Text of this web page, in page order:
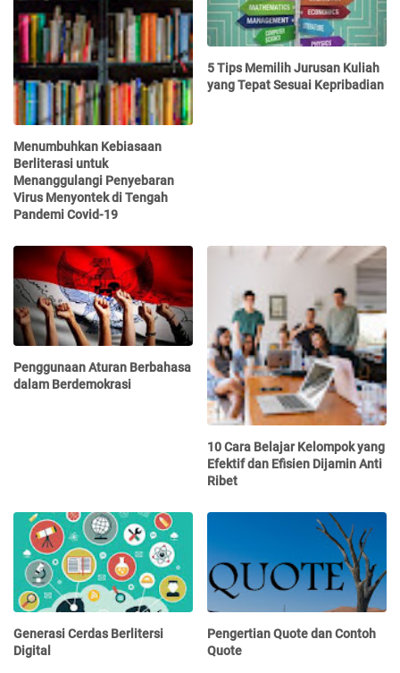
Menumbuhkan Kebiasaan
Berliterasi untuk
Menanggulangi Penyebaran
Virus Menyontek di Tengah
Pandemi Covid-19
5 Tips Memilih Jurusan Kuliah
yang Tepat Sesuai Kepribadian
Penggunaan Aturan Berbahasa
dalam Berdemokrasi
10 Cara Belajar Kelompok yang
Efektif dan Efisien Dijamin Anti
Ribet
Generasi Cerdas Berlitersi
Digital
Pengertian Quote dan Contoh
Quote